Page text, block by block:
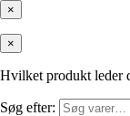
×
×
Hvilket produkt leder
Søg efter: